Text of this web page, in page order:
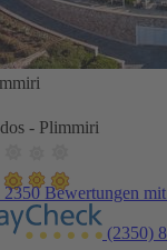
- Plimmiri
Bewertungen
(2350)